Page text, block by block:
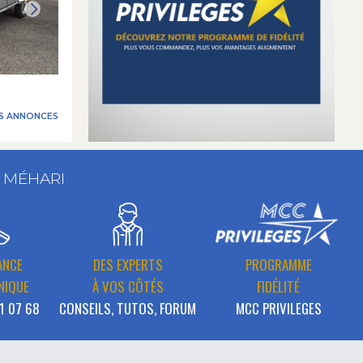
ANNONCES
07 68
DES EXPERTS
À VOS CÔTÉS
CONSEILS, TUTOS, FORUM
PROGRAMME
FIDÉLITÉ
MCC PRIVILEGES